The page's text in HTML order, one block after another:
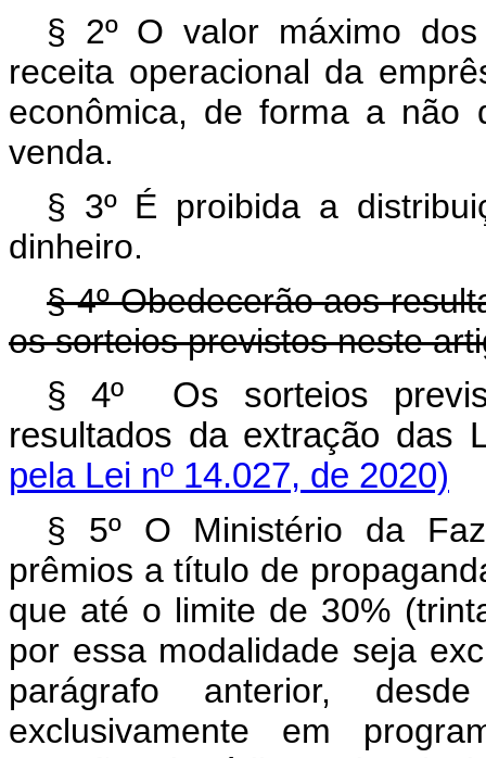
§ 2º O valor máximo
receita operacional da
econômica, de forma a não
venda.
§ 3º É proibida a
dinheiro.
§ 4º Obedecerão aos
os sorteios previstos neste
§ 4º Os sorteios
resultados da extração das
pela Lei nº 14.027, de 2020)
§ 5º O Ministério da
prêmios a título de
que até o limite de 30%
por essa modalidade seja
parágrafo anterior,
exclusivamente em